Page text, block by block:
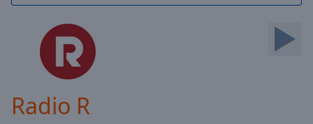
Backward
Current
Time0:00
Radio R